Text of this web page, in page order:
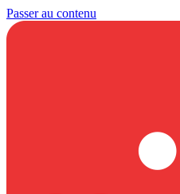
Passer au contenu